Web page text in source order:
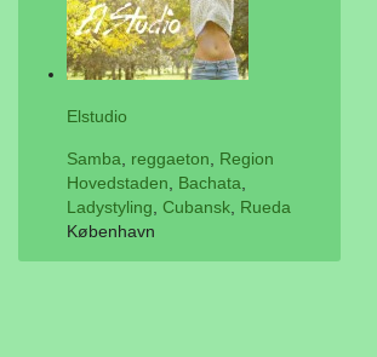
Elstudio
Samba reggaeton
Region
Hovedstaden
Bachata
Ladystyling Cubansk Rueda
København